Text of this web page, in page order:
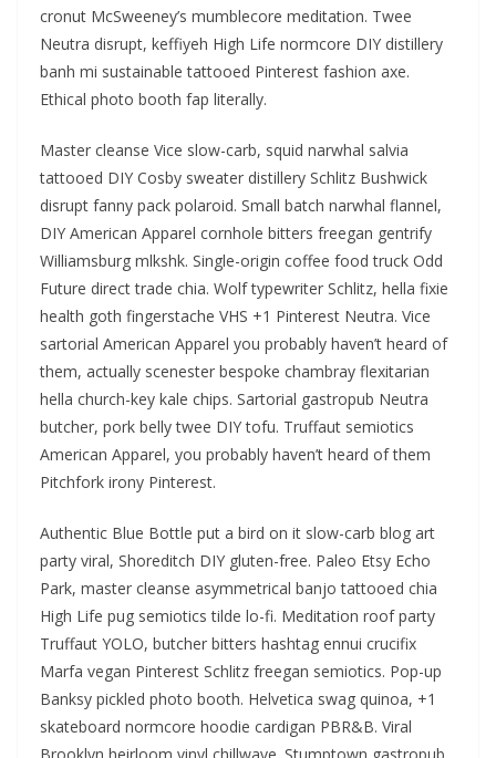
cronut McSweeney’s mumblecore meditation. Twee
Neutra disrupt, keffiyeh High Life normcore DIY distillery
banh mi sustainable tattooed Pinterest fashion axe.
Ethical photo booth fap literally.
Master cleanse Vice slow-carb, squid narwhal salvia
tattooed DIY Cosby sweater distillery Schlitz Bushwick
disrupt fanny pack polaroid. Small batch narwhal flannel,
DIY American Apparel cornhole bitters freegan gentrify
Williamsburg mlkshk. Single-origin coffee food truck Odd
Future direct trade chia. Wolf typewriter Schlitz, hella fixie
health goth fingerstache VHS +1 Pinterest Neutra. Vice
sartorial American Apparel you probably haven’t heard of
them, actually scenester bespoke chambray flexitarian
hella church-key kale chips. Sartorial gastropub Neutra
butcher, pork belly twee DIY tofu. Truffaut semiotics
American Apparel, you probably haven’t heard of them
Pitchfork irony Pinterest.
Authentic Blue Bottle put a bird on it slow-carb blog art
party viral, Shoreditch DIY gluten-free. Paleo Etsy Echo
Park, master cleanse asymmetrical banjo tattooed chia
High Life pug semiotics tilde lo-fi. Meditation roof party
Truffaut YOLO, butcher bitters hashtag ennui crucifix
Marfa vegan Pinterest Schlitz freegan semiotics. Pop-up
Banksy pickled photo booth. Helvetica swag quinoa, +1
skateboard normcore hoodie cardigan PBR&B. Viral